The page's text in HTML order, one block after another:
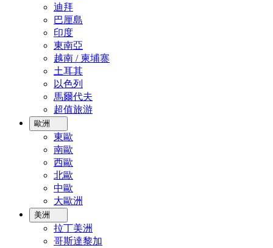
迪拜
巴厘島
印度
東南亞
越南 / 柬埔寨
土耳其
以色列
馬爾代夫
超值旅游
歐洲
東歐
南歐
西歐
北歐
中歐
大歐洲
美洲
拉丁美洲
哥斯達黎加